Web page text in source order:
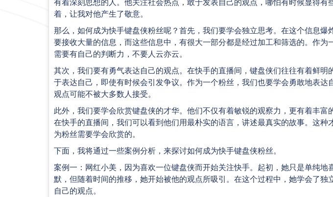
着，让我对他产生了敬意。
那么，如何成为快手键盘侠粉丝呢？首先，我们要学会独立思考。在这个信息爆
要接收大量的信息，而这些信息中，有很大一部分都是经过加工和筛选的。作为
需要有自己的判断力，不要人云亦云。
其次，我们要有勇气表达自己的观点。在快手的直播间，键盘侠们往往有着鲜明
于表达自己，即使有时候会引发争议。作为一个粉丝，我们也要学会勇敢地表达
观点可能不被大多数人接受。
此外，我们要学会欣赏键盘侠的才华。他们不仅有着敏锐的观察力，更有着丰富
在快手的直播间，我们可以看到他们用最朴实的语言，讲述最真实的故事。这种
为粉丝需要学会欣赏的。
下面，我将通过一些案例分析，来探讨如何成为快手键盘侠粉丝。
案例一：网红小美，因为喜欢一位键盘侠而开始关注快手。起初，她只是单纯地
默，但随着时间的推移，她开始被他的观点所吸引。在这个过程中，她学会了独
自己的观点。